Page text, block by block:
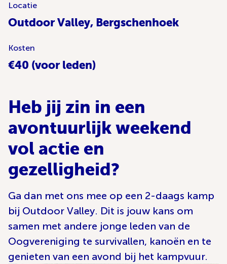
Locatie
Outdoor Valley, Bergschenhoek
Kosten
€40 (voor leden)
Heb jij zin in een
avontuurlijk weekend
vol actie en
gezelligheid?
Ga dan met ons mee op een 2-daags kamp
bij Outdoor Valley. Dit is jouw kans om
samen met andere jonge leden van de
Oogvereniging te survivallen, kanoën en te
genieten van een avond bij het kampvuur.